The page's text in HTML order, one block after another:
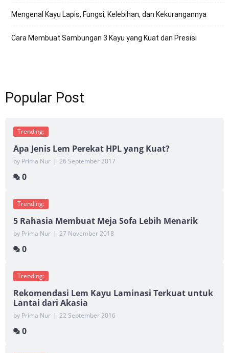
Mengenal Kayu Lapis, Fungsi, Kelebihan, dan Kekurangannya
Cara Membuat Sambungan 3 Kayu yang Kuat dan Presisi
Popular Post
Trending:
Apa Jenis Lem Perekat HPL yang Kuat?
by Prima Nur | 26 September 2017
0
Trending:
5 Rahasia Membuat Meja Sofa Lebih Menarik
by Prima Nur | 27 November 2018
0
Trending:
Rekomendasi Lem Kayu Laminasi Terkuat untuk
Lantai dari Akasia
by Prima Nur | 22 September 2016
0